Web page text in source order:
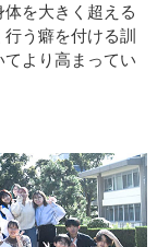
を大きく超える
う癖を付ける訓
より高まってい